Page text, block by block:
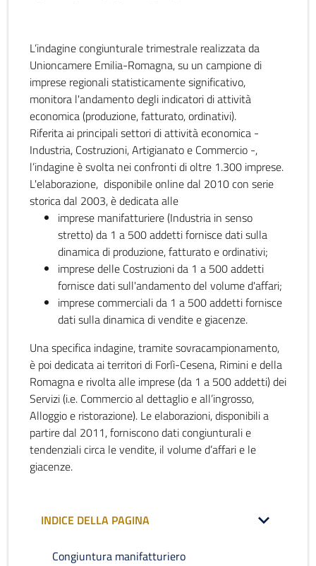
L’indagine congiunturale trimestrale realizzata da
Unioncamere Emilia-Romagna, su un campione di
imprese regionali statisticamente significativo,
monitora l'andamento degli indicatori di attività
economica (produzione, fatturato, ordinativi).
Riferita ai principali settori di attività economica -
Industria, Costruzioni, Artigianato e Commercio -,
l’indagine è svolta nei confronti di oltre 1.300 imprese.
L'elaborazione, disponibile online dal 2010 con serie
storica dal 2003, è dedicata alle
imprese manifatturiere (Industria in senso
stretto) da 1 a 500 addetti fornisce dati sulla
dinamica di produzione, fatturato e ordinativi;
imprese delle Costruzioni da 1 a 500 addetti
fornisce dati sull'andamento del volume d'affari;
imprese commerciali da 1 a 500 addetti fornisce
dati sulla dinamica di vendite e giacenze.
Una specifica indagine, tramite sovracampionamento,
è poi dedicata ai territori di Forlì-Cesena, Rimini e della
Romagna e rivolta alle imprese (da 1 a 500 addetti) dei
Servizi (i.e. Commercio al dettaglio e all’ingrosso,
Alloggio e ristorazione). Le elaborazioni, disponibili a
partire dal 2011, forniscono dati congiunturali e
tendenziali circa le vendite, il volume d’affari e le
giacenze.
INDICE DELLA PAGINA
Congiuntura manifatturiero